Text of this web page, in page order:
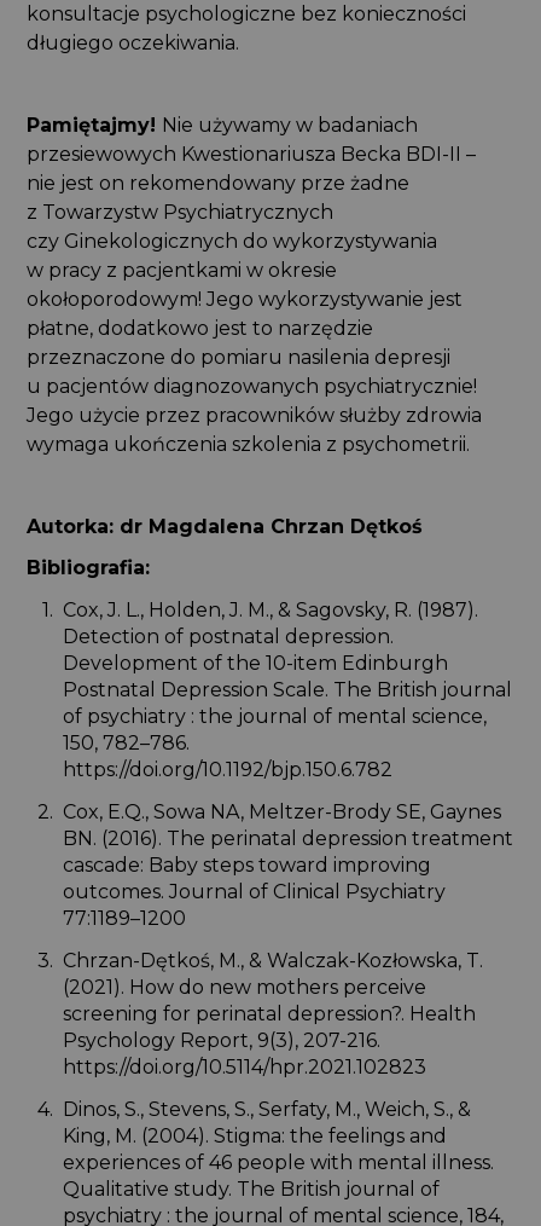
konsultacje psychologiczne bez konieczności
długiego oczekiwania.
Pamiętajmy! Nie używamy w badaniach
przesiewowych Kwestionariusza Becka BDI-II –
nie jest on rekomendowany prze żadne
z Towarzystw Psychiatrycznych
czy Ginekologicznych do wykorzystywania
w pracy z pacjentkami w okresie
okołoporodowym! Jego wykorzystywanie jest
płatne, dodatkowo jest to narzędzie
przeznaczone do pomiaru nasilenia depresji
u pacjentów diagnozowanych psychiatrycznie!
Jego użycie przez pracowników służby zdrowia
wymaga ukończenia szkolenia z psychometrii.
Autorka: dr Magdalena Chrzan Dętkoś
Bibliografia:
Cox, J. L., Holden, J. M., & Sagovsky, R. (1987).
Detection of postnatal depression.
Development of the 10-item Edinburgh
Postnatal Depression Scale. The British journal
of psychiatry : the journal of mental science,
150, 782–786.
https://doi.org/10.1192/bjp.150.6.782
Cox, E.Q., Sowa NA, Meltzer-Brody SE, Gaynes
BN. (2016). The perinatal depression treatment
cascade: Baby steps toward improving
outcomes. Journal of Clinical Psychiatry
77:1189–1200
Chrzan-Dętkoś, M., & Walczak-Kozłowska, T.
(2021). How do new mothers perceive
screening for perinatal depression?. Health
Psychology Report, 9(3), 207-216.
https://doi.org/10.5114/hpr.2021.102823
Dinos, S., Stevens, S., Serfaty, M., Weich, S., &
King, M. (2004). Stigma: the feelings and
experiences of 46 people with mental illness.
Qualitative study. The British journal of
psychiatry : the journal of mental science, 184,